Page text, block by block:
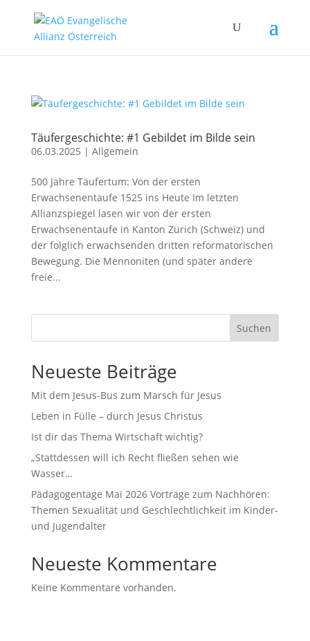
Täufergeschichte: #1 Gebildet im Bilde sein
06.03.2025 | Allgemein
500 Jahre Täufertum: Von der ersten
Erwachsenentaufe 1525 ins Heute Im letzten
Allianzspiegel lasen wir von der ersten
Erwachsenentaufe in Kanton Zürich (Schweiz) und
der folglich erwachsenden dritten reformatorischen
Bewegung. Die Mennoniten (und später andere
freie...
Suchen
Neueste Beiträge
Mit dem Jesus-Bus zum Marsch für Jesus
Leben in Fülle – durch Jesus Christus
Ist dir das Thema Wirtschaft wichtig?
„Stattdessen will ich Recht fließen sehen wie
Wasser…
Pädagogentage Mai 2026 Vorträge zum Nachhören:
Themen Sexualität und Geschlechtlichkeit im Kinder-
und Jugendalter
Neueste Kommentare
Keine Kommentare vorhanden.